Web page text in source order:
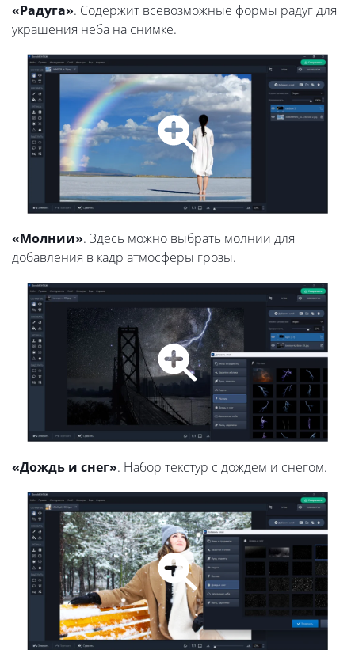
«Радуга». Содержит всевозможные формы радуг для
украшения неба на снимке.
«Молнии». Здесь можно выбрать молнии для
добавления в кадр атмосферы грозы.
«Дождь и снег». Набор текстур с дождем и снегом.